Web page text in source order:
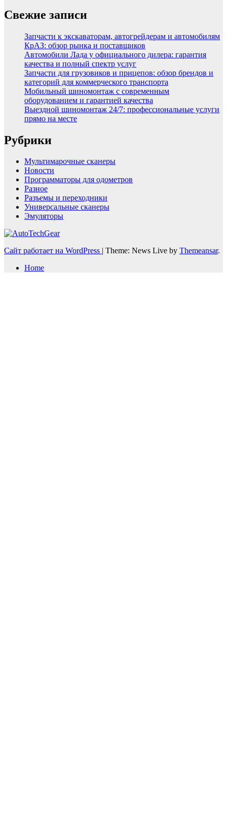
Свежие записи
Запчасти к экскаваторам, автогрейдерам и автомобилям
КрАЗ: обзор рынка и поставщиков
Автомобили Лада у официального дилера: гарантия
качества и полный спектр услуг
Запчасти для грузовиков и прицепов: обзор брендов и
категорий для коммерческого транспорта
Мобильный шиномонтаж с современным
оборудованием и гарантией качества
Выездной шиномонтаж 24/7: профессиональные услуги
прямо на месте
Рубрики
Мультимарочные сканеры
Новости
Программаторы для одометров
Разное
Разъемы и переходники
Универсальные сканеры
Эмуляторы
Сайт работает на WordPress | Theme: News Live by Themeansar.
Home